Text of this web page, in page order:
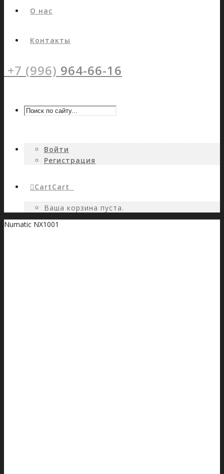
О нас
Контакты
+7 (996) 964-66-16
Войти
Регистрация
CartCart
Ваша корзина пуста.
Numatic NX1001